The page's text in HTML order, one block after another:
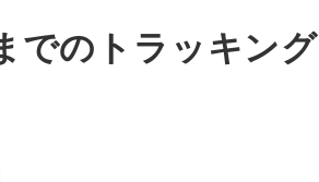
でのトラッキング